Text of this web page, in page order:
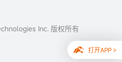
打开APP >
统可用性可能会延迟账户访问和
Inc. 版权所有